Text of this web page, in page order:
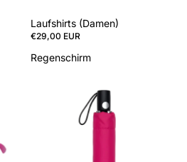
Laufshirts (Damen)
€29,00 EUR
Regenschirm